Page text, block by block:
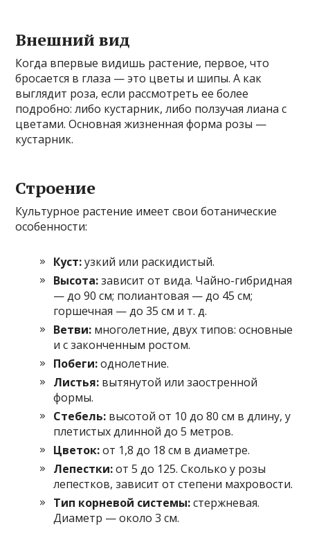
Внешний вид
Когда впервые видишь растение, первое, что
бросается в глаза — это цветы и шипы. А как
выглядит роза, если рассмотреть ее более
подробно: либо кустарник, либо ползучая лиана с
цветами. Основная жизненная форма розы —
кустарник.
Строение
Культурное растение имеет свои ботанические
особенности:
Куст:узкий или раскидистый.
Высота:зависит от вида. Чайно-гибридная
— до 90 см; полиантовая — до 45 см;
горшечная — до 35 см и т. д.
Ветви: многолетние, двух типов: основные
и с законченным ростом.
Побеги:однолетние.
Листья: вытянутой или заостренной
формы.
Стебель: высотой от 10 до 80 см в длину, у
плетистых длинной до 5 метров.
Цветок:от 1,8 до 18 см в диаметре.
Лепестки:от 5 до 125. Сколько у розы
лепестков, зависит от степени махровости.
Тип корневой системы:стержневая.
Диаметр — около 3 см.